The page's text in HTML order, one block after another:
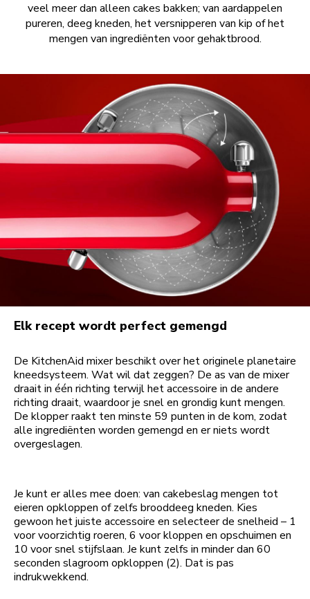
veel meer dan alleen cakes bakken; van aardappelen
pureren, deeg kneden, het versnipperen van kip of het
mengen van ingrediënten voor gehaktbrood.
Elk recept wordt perfect gemengd
De KitchenAid mixer beschikt over het originele planetaire
kneedsysteem. Wat wil dat zeggen? De as van de mixer
draait in één richting terwijl het accessoire in de andere
richting draait, waardoor je snel en grondig kunt mengen.
De klopper raakt ten minste 59 punten in de kom, zodat
alle ingrediënten worden gemengd en er niets wordt
overgeslagen.
Je kunt er alles mee doen: van cakebeslag mengen tot
eieren opkloppen of zelfs brooddeeg kneden. Kies
gewoon het juiste accessoire en selecteer de snelheid – 1
voor voorzichtig roeren, 6 voor kloppen en opschuimen en
10 voor snel stijfslaan. Je kunt zelfs in minder dan 60
seconden slagroom opkloppen (2). Dat is pas
indrukwekkend.